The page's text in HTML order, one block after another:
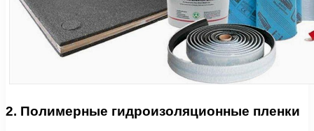
2. Полимерные гидроизоляционные пленки